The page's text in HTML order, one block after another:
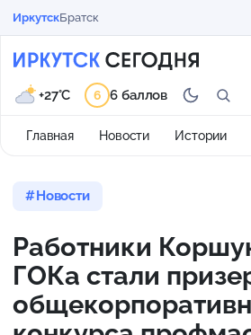
ИркутскБратск
Главная Новости Истории
+27°C 6 6 баллов
Новости
Работники
ГОКа стали